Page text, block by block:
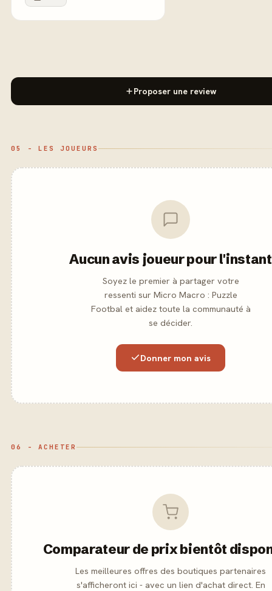
Proposer une review
05 - LES JOUEURS
Aucun avis joueur pour l'instant
Soyez le premier à partager votre
ressenti sur Micro Macro : Puzzle
Footbal et aidez toute la communauté à
se décider.
Donner mon avis
06 - ACHETER
Comparateur de prix bientôt
Les meilleures offres des boutiques partenaires
s'afficheront ici - avec un lien d'achat direct. En